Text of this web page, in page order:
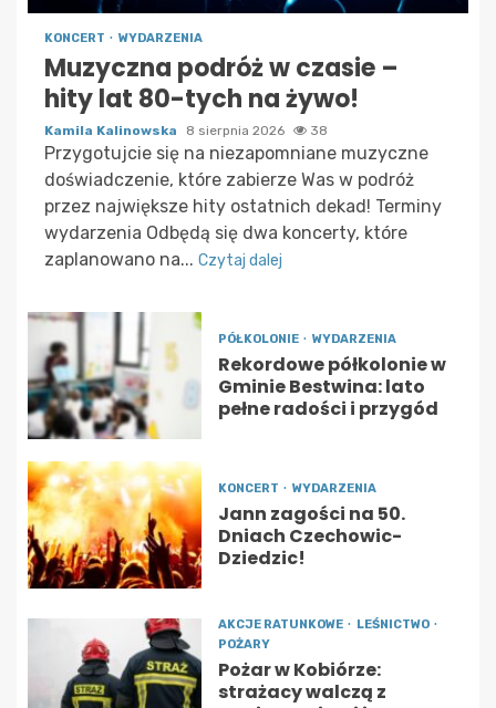
KONCERT WYDARZENIA
Muzyczna podróż w czasie –
hity lat 80-tych na żywo!
Kamila Kalinowska 8 sierpnia 2026 38
Przygotujcie się na niezapomniane muzyczne
doświadczenie, które zabierze Was w podróż
przez największe hity ostatnich dekad! Terminy
wydarzenia Odbędą się dwa koncerty, które
zaplanowano na... Czytaj dalej
PÓŁKOLONIE WYDARZENIA
Rekordowe półkolonie w
Gminie Bestwina: lato
pełne radości i przygód
KONCERT WYDARZENIA
Jann zagości na 50.
Dniach Czechowic-
Dziedzic!
AKCJE RATUNKOWE
LEŚNICTWO
POŻARY
Pożar w Kobiórze:
strażacy walczą z